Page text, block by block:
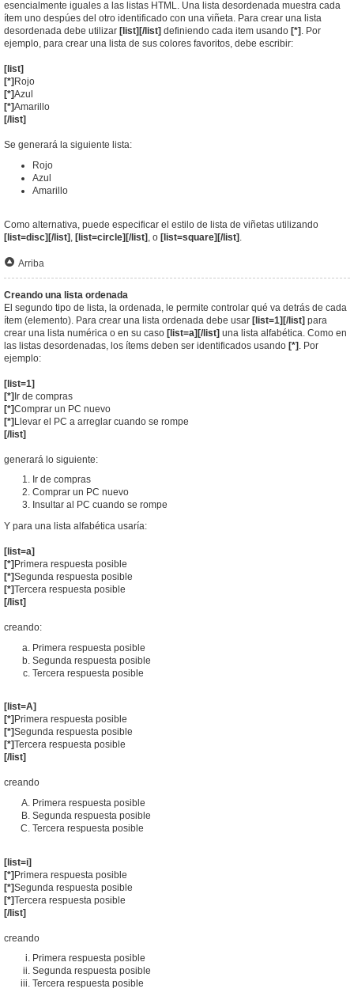
esencialmente iguales a las listas HTML. Una lista desordenada muestra cada
ítem uno despúes del otro identificado con una viñeta. Para crear una lista
desordenada debe utilizar [list][/list] definiendo cada item usando [*] . Por
ejemplo, para crear una lista de sus colores favoritos, debe escribir:
[list]
[*] Rojo
[*]Azul
[*]Amarillo
[/list]
Se generará la siguiente lista:
Rojo
Azul
Amarillo
Como alternativa, puede especificar el estilo de lista de viñetas utilizando
[list=disc][/list] [list=circle][/list] , o [list=square][/list]
Arriba
Creando una lista ordenada
El segundo tipo de lista, la ordenada, le permite controlar qué va detrás de cada
ítem (elemento). Para crear una lista ordenada debe usar [list=1][/list] para
crear una lista numérica o en su caso [list=a][/list] una lista alfabética. Como en
las listas desordenadas, los ítems deben ser identificados usando [*] . Por
ejemplo:
[list=1]
[*]Ir de compras
[*]Comprar un PC nuevo
[*]Llevar el PC a arreglar cuando se rompe
[/list]
generará lo siguiente:
Ir de compras
Comprar un PC nuevo
Insultar al PC cuando se rompe
Y para una lista alfabética usaría:
[list=a]
[*] Primera respuesta posible
[*]Segunda respuesta posible
[*]Tercera respuesta posible
[/list]
creando:
Primera respuesta posible
Segunda respuesta posible
Tercera respuesta posible
[list=A]
[*] Primera respuesta posible
[*]Segunda respuesta posible
[*]Tercera respuesta posible
[/list]
creando
Primera respuesta posible
Segunda respuesta posible
Tercera respuesta posible
[list=i]
[*]Primera respuesta posible
[*]Segunda respuesta posible
[*]Tercera respuesta posible
[/list]
creando
Primera respuesta posible
Segunda respuesta posible
Tercera respuesta posible